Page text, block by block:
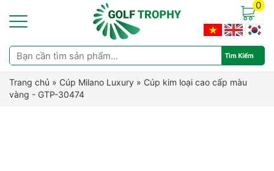
0
Trang chủ » Cúp Milano Luxury » Cúp kim loại cao cấp màu
vàng - GTP-30474